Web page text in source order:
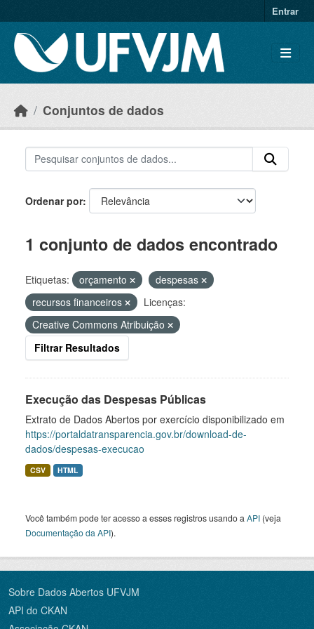
Entrar
Conjuntos de dados
Ordenar por
1 conjunto de dados encontrado
Etiquetas: orçamento
despesas
recursos financeiros
Licenças:
Creative Commons Atribuição
Filtrar Resultados
Execução das Despesas Públicas
Extrato de Dados Abertos por exercício disponibilizado em
https://portaldatransparencia.gov.br/download-de-
dados/despesas-execucao
CSV HTML
Você também pode ter acesso a esses registros usando a API (veja
Documentação da API).
Sobre Dados Abertos UFVJM
API do CKAN